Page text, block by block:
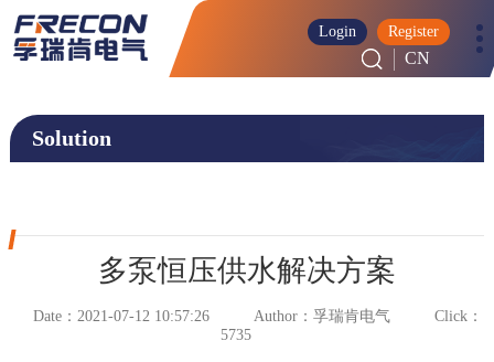
CN
Login Register
Solution
多泵恒压供水解决方案
Date：2021-07-12 10:57:26 Author：孚瑞肯电气
Click：
5735